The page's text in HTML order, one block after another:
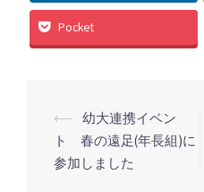
Pocket
投
稿
ナ
⟵ 幼大連携イベン
ト 春の遠足(年長組)に
参加しました